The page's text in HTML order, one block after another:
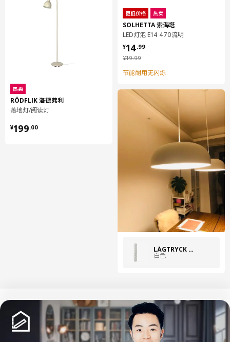
部分原因在于它的十字形灯座可以分开，而且灯罩能够卷起，形成
管状。包装占据空间小，运输效率更高，成本和价格更低。购买后
带回家也更容易，可以让你的家立即充满均匀优美的光线。
热卖
RÖDFLIK 洛德弗利
落地灯/阅读灯
¥199.00
¥ 199.00
更低价格 热卖
SOLHETTA 索海塔
LED灯泡 E14 470流明
¥19.99
¥ 19.99
¥14.99
¥ 14.99
节能耐用无闪烁
LÅGTRYCK 罗格特瑞
白色